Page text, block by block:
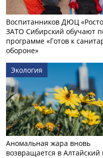
Воспитанников ДЮЦ
ЗАТО Сибирский обучают
программе «Готов к
обороне»
Экология
Аномальная жара вновь
возвращается в Алтайский